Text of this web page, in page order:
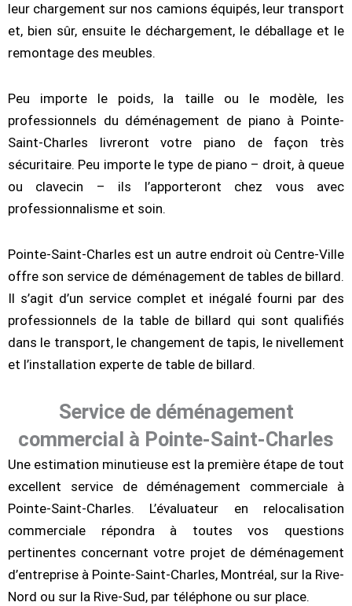
leur chargement sur nos camions équipés, leur transport
et, bien sûr, ensuite le déchargement, le déballage et le
remontage des meubles.
Peu importe le poids, la taille ou le modèle, les
professionnels du déménagement de piano à Pointe-
Saint-Charles livreront votre piano de façon très
sécuritaire. Peu importe le type de piano – droit, à queue
ou clavecin – ils l’apporteront chez vous avec
professionnalisme et soin.
Pointe-Saint-Charles est un autre endroit où Centre-Ville
offre son service de déménagement de tables de billard.
Il s’agit d’un service complet et inégalé fourni par des
professionnels de la table de billard qui sont qualifiés
dans le transport, le changement de tapis, le nivellement
et l’installation experte de table de billard.
Service de déménagement
commercial à Pointe-Saint-Charles
Une estimation minutieuse est la première étape de tout
excellent service de déménagement commerciale à
Pointe-Saint-Charles. L’évaluateur en relocalisation
commerciale répondra à toutes vos questions
pertinentes concernant votre projet de déménagement
d’entreprise à Pointe-Saint-Charles, Montréal, sur la Rive-
Nord ou sur la Rive-Sud, par téléphone ou sur place.